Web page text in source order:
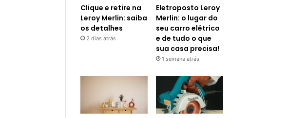
Clique e retire na
Leroy Merlin: saiba
os detalhes
2 dias atrás
Eletroposto Leroy
Merlin: o lugar do
seu carro elétrico
e de tudo o que
sua casa precisa!
1 semana atrás